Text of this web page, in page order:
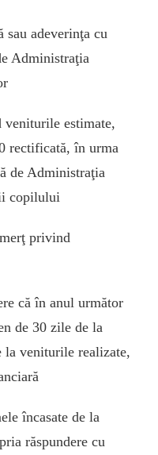
adeverinţa cu
Administraţia
estimate,
rectificată, în urma
de Administraţia
copilului
privind
că în anul următor
de 30 zile de la
la veniturile realizate,
încasate de la
răspundere cu